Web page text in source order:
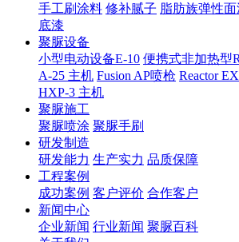
手工刷涂料 修补腻子 脂肪族弹性面
底漆
聚脲设备
小型电动设备E-10 便携式非加热型
A-25 主机 Fusion AP喷枪 Reactor
HXP-3 主机
聚脲施工
聚脲喷涂 聚脲手刷
研发制造
研发能力 生产实力 品质保障
工程案例
成功案例 客户评价 合作客户
新闻中心
企业新闻 行业新闻 聚脲百科